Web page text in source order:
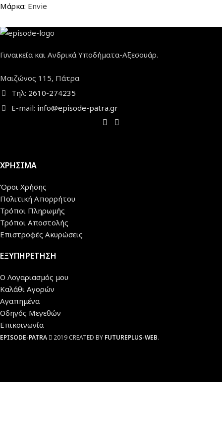
Μάρκα: Envie
Γυναικεία και Ανδρικά Υποδήματα-Αξεσουάρ.
Μαιζώνος 115, Πάτρα
Τηλ: 2610-274235
E-mail: info@episode-patra.gr
ΧΡΗΣΙΜΑ
Όροι Χρήσης
Πολιτική Απορρήτου
Τρόποι Πληρωμής
Τρόποι Αποστολής
Επιστροφές Ακυρώσεις
ΕΞΥΠΗΡΕΤΗΣΗ
Ο Λογαριασμός μου
Καλάθι Αγορών
Αγαπημένα
Οδηγός Μεγεθών
Επικοινωνία
EPISODE-PATRA 2019 CREATED BY FUTUREPLUS-WEB.